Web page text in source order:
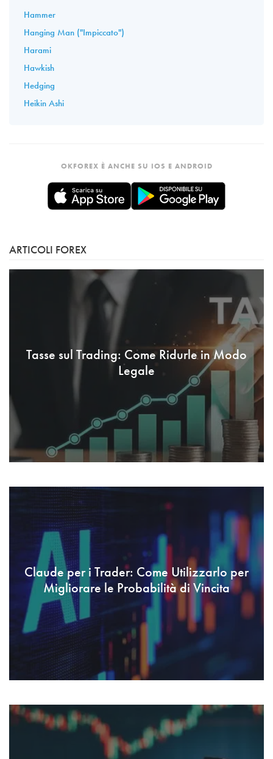
Hammer
Hanging Man ("Impiccato")
Harami
Hawkish
Hedging
Heikin Ashi
OKFOREX È ANCHE SU IOS E ANDROID
ARTICOLI FOREX
Tasse sul Trading: Come Ridurle in Modo
Legale
Claude per i Trader: Come Utilizzarlo per
Migliorare le Probabilità di Vincita